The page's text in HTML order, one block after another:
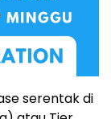
serentak di